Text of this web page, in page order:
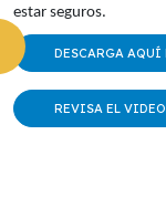
estar seguros.
DESCARGA AQUÍ
REVISA EL